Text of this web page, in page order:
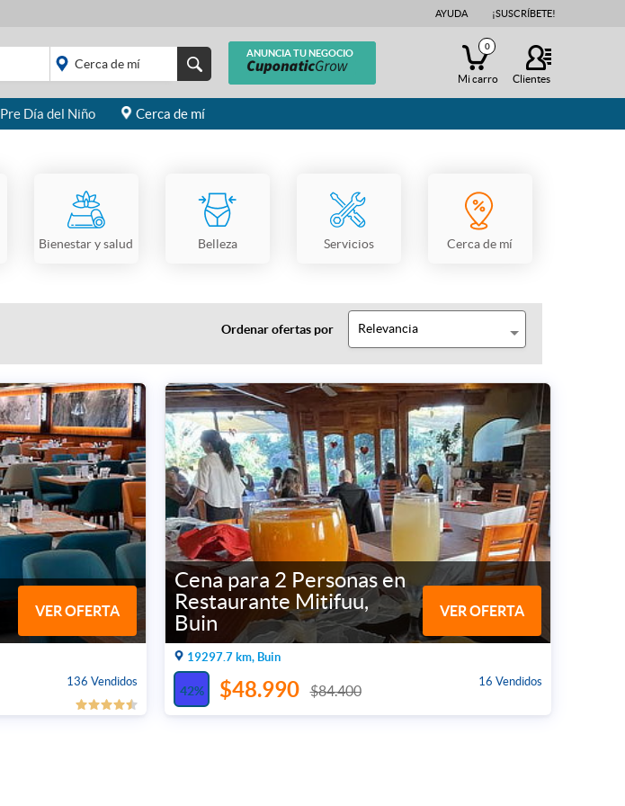
AYUDA ¡SUSCRÍBETE!
ANUNCIA TU NEGOCIO
Clientes
placeholder="Todo el
0
Mi carro
Pre Día del Niño Cerca de mí
Bienestar y salud Belleza Servicios Cerca de mí
Ordenar ofertas por Relevancia
VER OFERTA
136 Vendidos
Cena para 2 Personas en
Restaurante Mitifuu,
Buin
VER OFERTA
19297.7 km, Buin
42%
16 Vendidos
$48.990 $84.400